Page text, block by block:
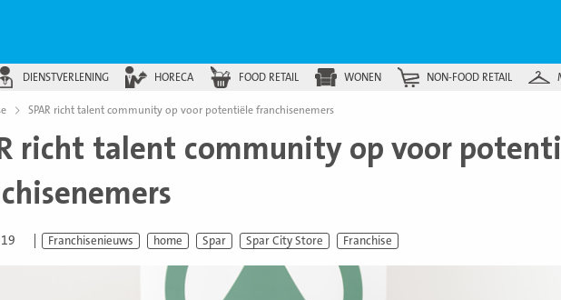
DIENSTVERLENING HORECA FOOD RETAIL WONEN NON-FOOD RETAIL
SPAR richt talent community op voor potentiële franchisenemers
richt talent community op voor
Franchisenieuws home Spar Spar City Store Franchise